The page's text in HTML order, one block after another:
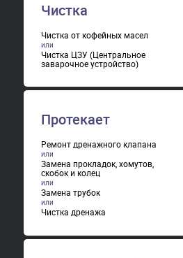
Чистка
Чистка от кофейных масел
Чистка ЦЗУ (Центральное
заварочное устройство)
Протекает
Ремонт дренажного клапана
Замена прокладок, хомутов,
скобок и колец
Замена трубок
Чистка дренажа